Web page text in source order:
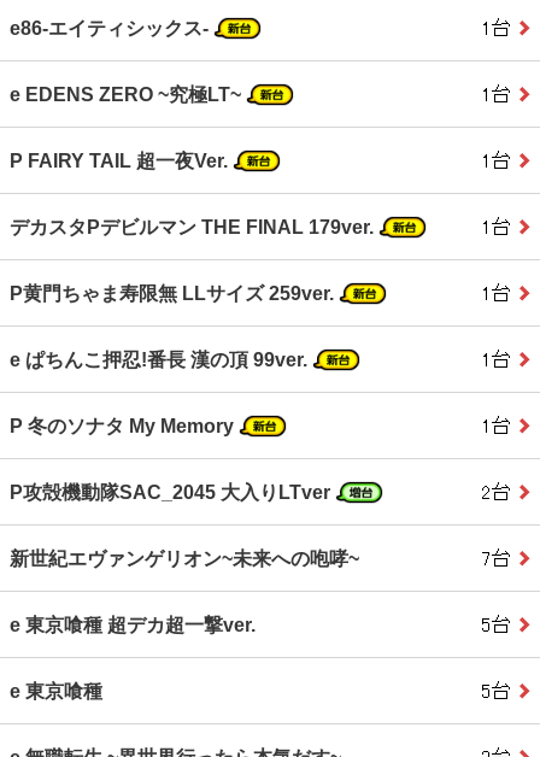
e86‐エイティシックス‐
e EDENS ZERO ~究極LT~
P FAIRY TAIL 超一夜Ver.
デカスタPデビルマン THE FINAL 179ver.
P黄門ちゃま寿限無 LLサイズ 259ver.
e ぱちんこ押忍!番長 漢の頂 99ver.
P 冬のソナタ My Memory
P攻殻機動隊SAC_2045 大入りLTver
新世紀エヴァンゲリオン~未来への咆哮~
e 東京喰種 超デカ超一撃ver.
e 東京喰種